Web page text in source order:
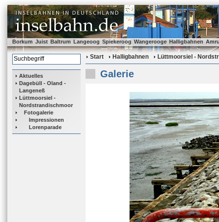
Borkum Juist Baltrum Langeoog Spiekeroog Wangerooge Halligbahnen
Aktuelles
Dagebüll - Oland -
Langeneß
Lüttmoorsiel -
Nordstrandischmoor
Fotogalerie
Impressionen
Lorenparade
Start Halligbahnen Lüttmoorsiel -
Galerie